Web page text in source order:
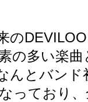
の
の多い楽
んとバン
っており